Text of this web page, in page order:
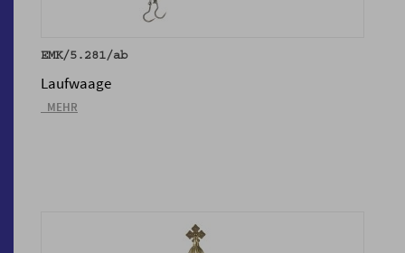
EMK/5.281/ab
Laufwaage
_MEHR